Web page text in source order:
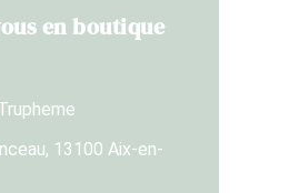
en boutique
13100 Aix-en-